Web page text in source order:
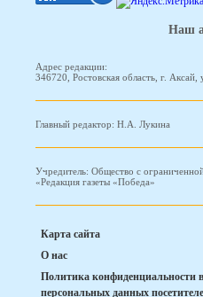
Наш
Адрес редакции:
346720, Ростовская область, г.
Главный редактор: Н.А. Лукина
Учредитель: Общество с
«Редакция газеты «Победа»
Карта сайта
О нас
Политика конфиденциальности
персональных данных